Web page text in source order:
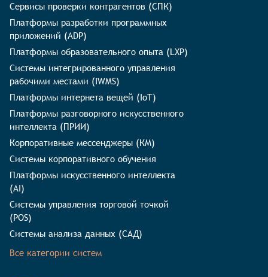
Сервисы проверки контрагентов (СПК)
Платформы разработки программных
приложений (ADP)
Платформы образовательного опыта (LXP)
Системы интегрированного управления
рабочими местами (IWMS)
Платформы интернета вещей (IoT)
Платформы разговорного искусственного
интеллекта (ПРИИ)
Корпоративные мессенджеры (КМ)
Системы корпоративного обучения
Платформы искусственного интеллекта
(AI)
Системы управления торговой точкой
(POS)
Системы анализа данных (САД)
Все категории систем